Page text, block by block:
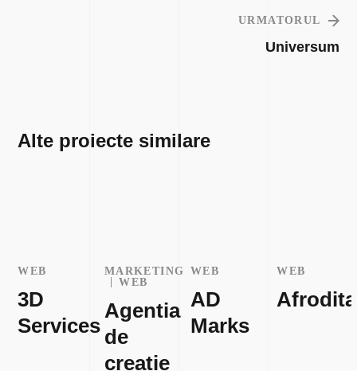
URMATORUL
Universum
Alte proiecte similare
WEB
3D
Services
MARKETING
WEB
Agentia
de
creatie
WEB
AD
Marks
WEB
Afrodita